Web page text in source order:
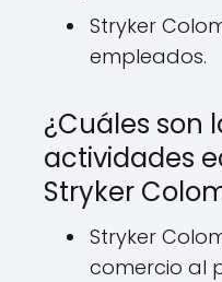
Stryker
empleados.
¿Cuáles son
actividades
Stryker
Stryker
comercio al